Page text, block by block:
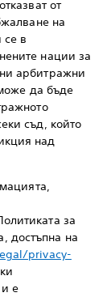
от
на
в
нации за
арбитражни
да бъде
съд, който
над
за
достъпна на
privacy-
е